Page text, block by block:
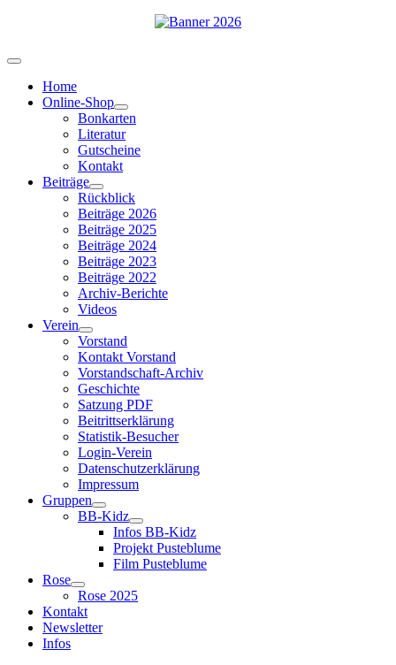
Home
Online-Shop
Bonkarten
Literatur
Gutscheine
Kontakt
Beiträge
Rückblick
Beiträge 2026
Beiträge 2025
Beiträge 2024
Beiträge 2023
Beiträge 2022
Archiv-Berichte
Videos
Verein
Vorstand
Kontakt Vorstand
Vorstandschaft-Archiv
Geschichte
Satzung PDF
Beitrittserklärung
Statistik-Besucher
Login-Verein
Datenschutzerklärung
Impressum
Gruppen
BB-Kidz
Infos BB-Kidz
Projekt Pusteblume
Film Pusteblume
Rose
Rose 2025
Kontakt
Newsletter
Infos